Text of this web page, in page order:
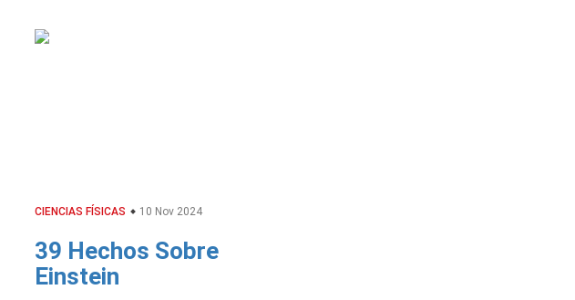
CIENCIAS FÍSICAS 10 Nov 2024
39 Hechos Sobre
Einstein